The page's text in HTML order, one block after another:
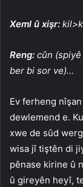
Xeml û xişr:
Reng: cûn
ber bi sor ve)…
Ev ferheng
dewlemend e.
xwe de sûd
wisa jî tiştên di
pênase kirine û
û gireyên heyî,